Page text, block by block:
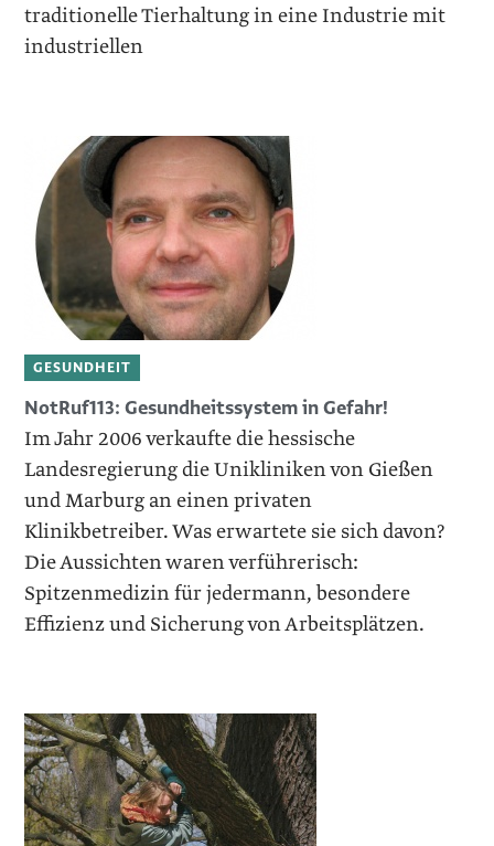
traditionelle Tierhaltung in eine Industrie mit
industriellen
GESUNDHEIT
NotRuf113: Gesundheitssystem in Gefahr! ­
Im Jahr 2006 verkaufte die hessische
Landesregierung die Unikliniken von Gießen
und Marburg an einen privaten
Klinikbetreiber. Was erwartete sie sich davon?
Die Aussichten waren verführerisch:
Spitzenmedizin für jedermann, besondere
Effizienz und Sicherung von Arbeitsplätzen.